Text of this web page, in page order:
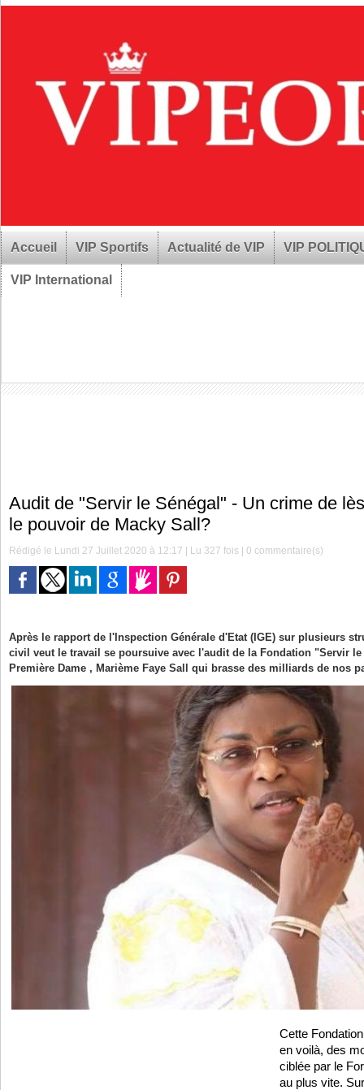
Accueil VIP Sportifs Actualité de VIP VIP
VIP International
Audit de "Servir le Sénégal" - Un crime de
le pouvoir de Macky Sall?
Rédigé le Lundi 27 Juillet 2020 à 12:17 | Lu 327 fois |0 commentaire(s)
Après le rapport de l'Inspection Générale d'Etat (IGE) sur plusieurs
civil veut le travail se poursuive avec l'audit de la Fondation "Servir le
Première Dame , Marième Faye Sall qui brasse des milliards de nos
Cette
en voilà, des
ciblée par le
au plus vite.